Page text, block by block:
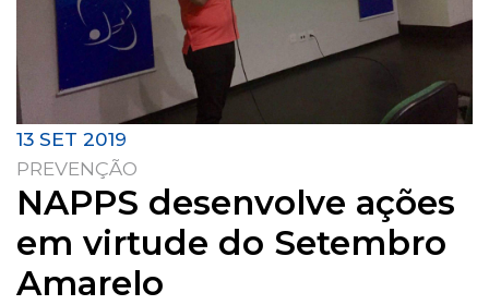
13 SET 2019
PREVENÇÃO
NAPPS desenvolve ações
em virtude do Setembro
Amarelo